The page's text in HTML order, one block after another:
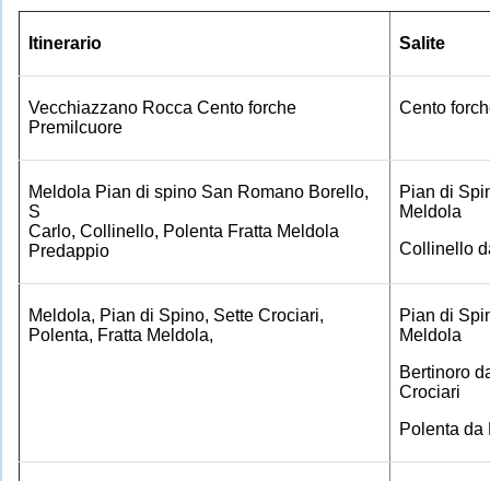
Itinerario Salite
Vecchiazzano Rocca Cento forche
Premilcuore
Cento
Meldola Pian di spino San Romano Borello,
S
Carlo, Collinello, Polenta Fratta Meldola
Predappio
Pian di
Meldola
Collinello
Meldola, Pian di Spino, Sette Crociari,
Polenta, Fratta Meldola,
Pian di
Meldola
Bertinoro
Crociari
Polenta da